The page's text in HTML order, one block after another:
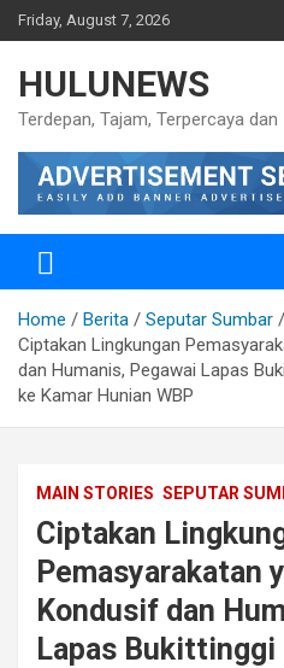
Skip
to
Friday, August 7, 2026
HULUNEWS
Terdepan, Tajam, Terpercaya dan
Home Berita
Seputar Sumbar
Ciptakan Lingkungan
dan Humanis, Pegawai Lapas
ke Kamar Hunian WBP
MAIN STORIES SEPUTAR
Ciptakan
Pemasyarakatan
Kondusif dan
Lapas Bukittinggi